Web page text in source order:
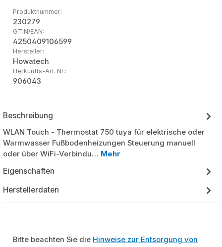
Produktnummer:
230279
GTIN/EAN:
4250409106599
Hersteller:
Howatech
Herkunfts-Art. Nr.:
906043
Beschreibung
WLAN Touch - Thermostat 750 tuya für elektrische oder
Warmwasser Fußbodenheizungen Steuerung manuell
oder über WiFi-Verbindu… Mehr
Eigenschaften
Herstellerdaten
Bitte beachten Sie die Hinweise zur Entsorgung von